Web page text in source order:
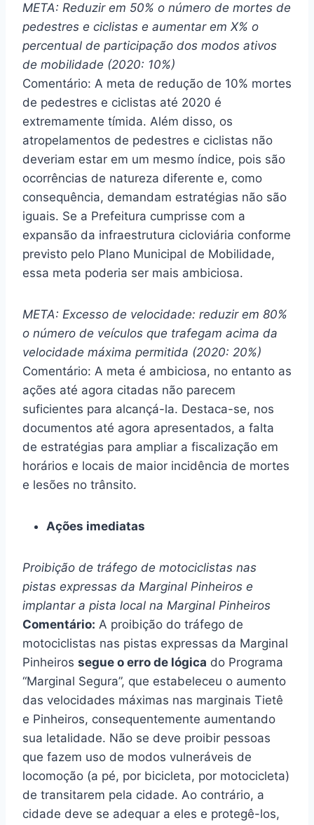
META: Reduzir em 50% o número de mortes de
pedestres e ciclistas e aumentar em X% o
percentual de participação dos modos ativos
de mobilidade (2020: 10%)
Comentário: A meta de redução de 10% mortes
de pedestres e ciclistas até 2020 é
extremamente tímida. Além disso, os
atropelamentos de pedestres e ciclistas não
deveriam estar em um mesmo índice, pois são
ocorrências de natureza diferente e, como
consequência, demandam estratégias não são
iguais. Se a Prefeitura cumprisse com a
expansão da infraestrutura cicloviária conforme
previsto pelo Plano Municipal de Mobilidade,
essa meta poderia ser mais ambiciosa.
META: Excesso de velocidade: reduzir em 80%
o número de veículos que trafegam acima da
velocidade máxima permitida (2020: 20%)
Comentário: A meta é ambiciosa, no entanto as
ações até agora citadas não parecem
suficientes para alcançá-la. Destaca-se, nos
documentos até agora apresentados, a falta
de estratégias para ampliar a fiscalização em
horários e locais de maior incidência de mortes
e lesões no trânsito.
Ações imediatas
Proibição de tráfego de motociclistas nas
pistas expressas da Marginal Pinheiros e
implantar a pista local na Marginal Pinheiros
Comentário: A proibição do tráfego de
motociclistas nas pistas expressas da Marginal
Pinheiros segue o erro de lógica do Programa
“Marginal Segura”, que estabeleceu o aumento
das velocidades máximas nas marginais Tietê
e Pinheiros, consequentemente aumentando
sua letalidade. Não se deve proibir pessoas
que fazem uso de modos vulneráveis de
locomoção (a pé, por bicicleta, por motocicleta)
de transitarem pela cidade. Ao contrário, a
cidade deve se adequar a eles e protegê-los,